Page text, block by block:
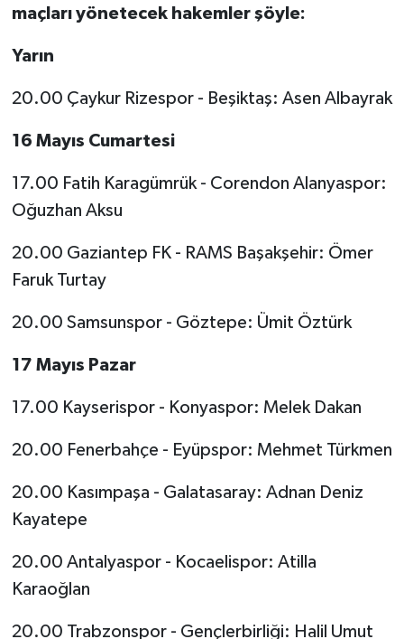
maçları yönetecek hakemler şöyle:
Yarın
20.00 Çaykur Rizespor - Beşiktaş: Asen Albayrak
16 Mayıs Cumartesi
17.00 Fatih Karagümrük - Corendon Alanyaspor:
Oğuzhan Aksu
20.00 Gaziantep FK - RAMS Başakşehir: Ömer
Faruk Turtay
20.00 Samsunspor - Göztepe: Ümit Öztürk
17 Mayıs Pazar
17.00 Kayserispor - Konyaspor: Melek Dakan
20.00 Fenerbahçe - Eyüpspor: Mehmet Türkmen
20.00 Kasımpaşa - Galatasaray: Adnan Deniz
Kayatepe
20.00 Antalyaspor - Kocaelispor: Atilla
Karaoğlan
20.00 Trabzonspor - Gençlerbirliği: Halil Umut